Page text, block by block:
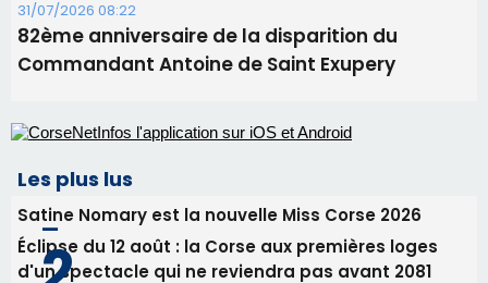
05/08/2026 09:53
Biguglia : messe de la Sainte-Marie et
procession le 14 août
Tennis - Début ce week-end du tournoi du
RCPV
31/07/2026 08:22
82ème anniversaire de la disparition du
Commandant Antoine de Saint Exupery